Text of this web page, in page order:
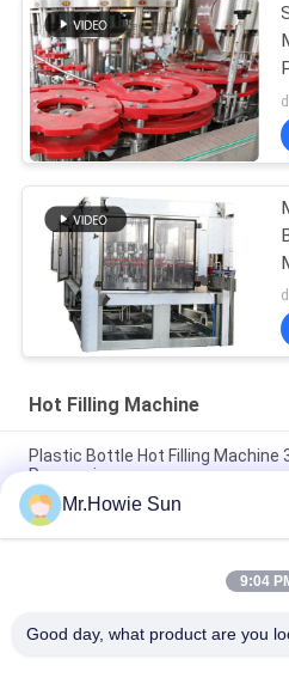
Hot Filling Machine
Plastic Bottle Hot Filling Machine
Processing
SUS316L 5000BPH Cuci Mengisi
Panas
SUS316 PE Botol Mesin
Mr.Howie Sun
9:04
Good day, what product are you